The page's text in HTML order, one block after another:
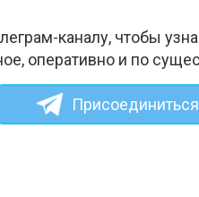
каналу, чтобы
оперативно и по
Присоединиться